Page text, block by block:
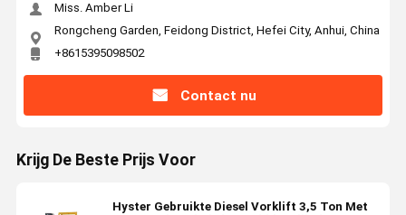
Miss. Amber Li
Rongcheng Garden, Feidong District, Hefei City, Anhui, China
+8615395098502
Contact nu
Krijg De Beste Prijs Voor
Hyster Gebruikte Diesel Vorklift 3,5 Ton Met